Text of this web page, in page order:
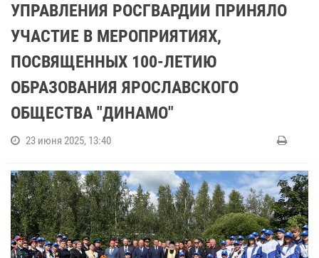
УПРАВЛЕНИЯ РОСГВАРДИИ ПРИНЯЛО
УЧАСТИЕ В МЕРОПРИЯТИЯХ,
ПОСВЯЩЕННЫХ 100-ЛЕТИЮ
ОБРАЗОВАНИЯ ЯРОСЛАВСКОГО
ОБЩЕСТВА "ДИНАМО"
23 июня 2025, 13:40